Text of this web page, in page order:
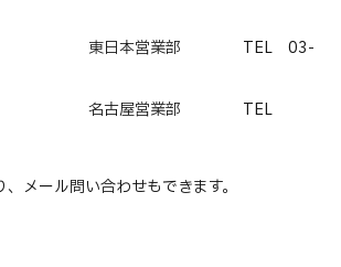
営業部 TEL 03-
営業部 TEL
、メール問い合わせもできます。